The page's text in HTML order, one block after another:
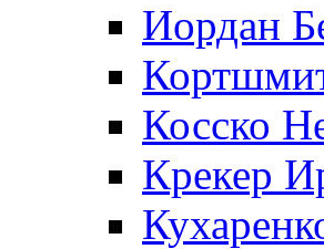
Иордан
Косско
Крекер